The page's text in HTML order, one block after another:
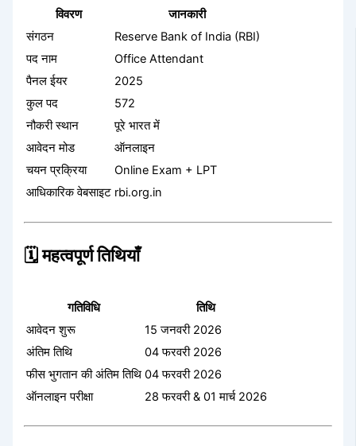
विवरण
जानकारी
संगठन
Reserve Bank of India (RBI)
पद नाम
Office Attendant
पैनल ईयर
2025
कुल पद
572
नौकरी स्थान
पूरे भारत में
आवेदन मोड
ऑनलाइन
चयन प्रक्रिया
Online Exam + LPT
आधिकारिक वेबसाइट rbi.org.in
🗓️ महत्वपूर्ण तिथियाँ
गतिविधि
तिथि
आवेदन शुरू
15 जनवरी 2026
अंतिम तिथि
04 फरवरी 2026
फीस भुगतान की अंतिम तिथि 04 फरवरी 2026
ऑनलाइन परीक्षा
28 फरवरी & 01 मार्च 2026